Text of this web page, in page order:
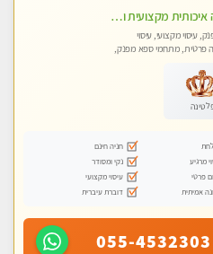
מעסה איכותית מקצועית ומפנקת מאוד חדשה בכפר-סבא מעסה צעירה ואלופה לעיסוי מפנק מומלץ מאוד ....פרטי!!
עיסוי מקצועי, עיסוי
פרטית, מתחמי ספא מפנק,
חניה חינם
מרגיע
נקי ומסודר
פרטי
עיסוי מקצועי
אמיתית
דוברת עיברית
055-4532303